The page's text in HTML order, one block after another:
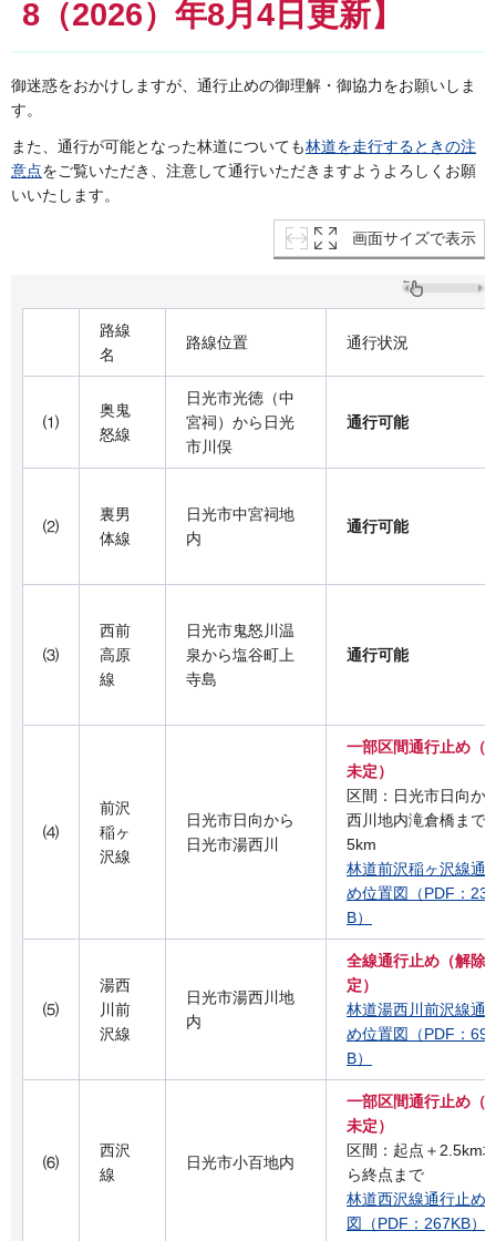
8（2026）年8月4 日更新】
御迷惑をおかけしますが、通行止めの御理解・御協力をお願いしま
す。
また、通行が可能となった林道についても林道を走行するときの注
意点をご覧いただき、注意して通行いただきますようよろしくお願
いいたします。
画面サイズで表示
路線
名
路線位置 通行状況
⑴
奥鬼
怒線
日光市光徳（中
宮祠）から日光
市川俣
通行可能
⑵
裏男
体線
日光市中宮祠地
内
通行可能
⑶
西前
高原
線
日光市鬼怒川温
泉から塩谷町上
寺島
通行可能
⑷
前沢
稲ヶ
沢線
日光市日向から
日光市湯西川
一部区間通行止め（
未定）
区間：日光市日向か
西川地内滝倉橋まで
5km
林道前沢稲ヶ沢線通
め位置図（PDF：
B）
⑸
湯西
川前
沢線
日光市湯西川地
内
全線通行止め（解除
定）
林道湯西川前沢線通
め位置図（PDF：
B）
⑹
西沢
線
日光市小百地内
一部区間通行止め（
未定）
区間：起点＋2.5km
ら終点まで
林道西沢線通行止め
図
（PDF：267KB）